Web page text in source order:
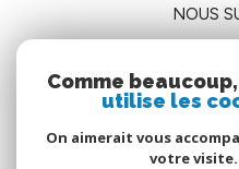
NOUS
Comme
utilise les
On aimerait vous
votre visite.